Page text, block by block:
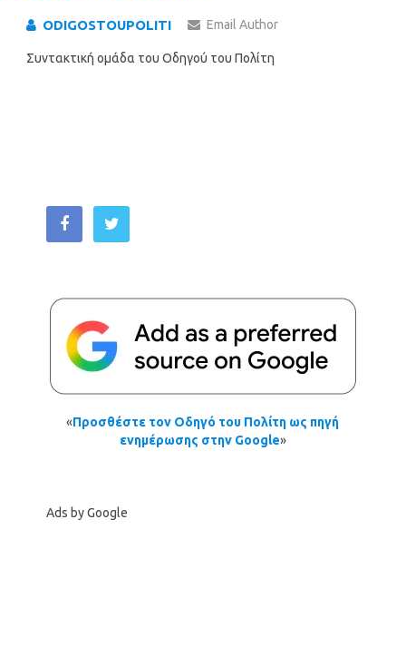
ODIGOSTOUPOLITI Email Author
Συντακτική ομάδα του Οδηγού του Πολίτη
«Προσθέστε τον Οδηγό του Πολίτη ως πηγή
ενημέρωσης στην Google»
Ads by Google